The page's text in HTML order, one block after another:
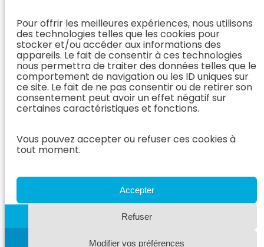
Pour offrir les meilleures expériences, nous utilisons
des technologies telles que les cookies pour
stocker et/ou accéder aux informations des
appareils. Le fait de consentir à ces technologies
nous permettra de traiter des données telles que le
comportement de navigation ou les ID uniques sur
ce site. Le fait de ne pas consentir ou de retirer son
consentement peut avoir un effet négatif sur
certaines caractéristiques et fonctions.
Vous pouvez accepter ou refuser ces cookies à
tout moment.
Accepter
Refuser
Modifier vos préférences
Prendre
rendez-vous
Après mon
rendez-vous
Espace
Vétérinaire
cas
Nous rejoindre
AzurVet
(Chirurgie &
Orthopédie)
Dentisterie &
ORL
L’Équipe
Dentisterie &
ORL
(Dentisterie &
ORL)
L’Équipe
Hospitalisation
En Savoir Plus
(Hospitalisation)
Médecine
Interne
En Savoir
Plus
(Médecine
Interne)
Neurologie
Neurologie
(Neurologie)